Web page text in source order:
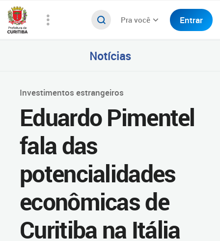
Pra você Entrar
Notícias
Investimentos estrangeiros
Eduardo Pimentel
fala das
potencialidades
econômicas de
Curitiba na Itália